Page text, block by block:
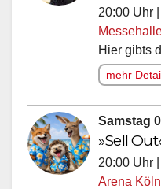
20:00 Uhr |
Hier gibts
mehr
Samstag
»Sell
20:00 Uhr |
Arena Köln